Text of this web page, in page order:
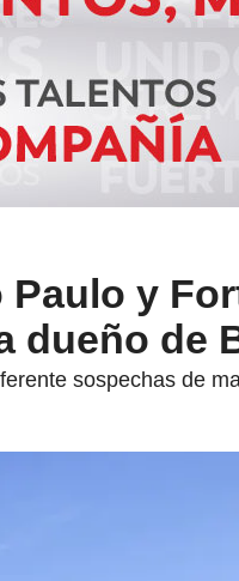
Paulo y
dueño de
sospechas de